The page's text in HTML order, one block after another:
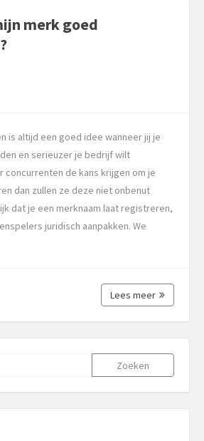
merk goed
is altijd een goed idee wanneer jij je
en serieuzer je bedrijf wilt
concurrenten de kans krijgen om je
dan zullen ze deze niet onbenut
dat je een merknaam laat registreren,
juridisch aanpakken. We
Lees meer
Zoeken
naar: